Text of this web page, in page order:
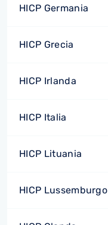
HICP Germania
HICP Grecia
HICP Irlanda
HICP Italia
HICP Lituania
HICP Lussemburgo